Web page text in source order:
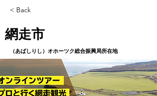
< Back
網走市
（あばしりし）オホーツク総合振興局所在地